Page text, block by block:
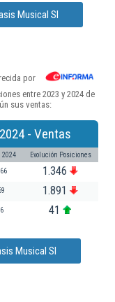
Musical Sl
por
entre 2023 y 2024 de
sus ventas:
- Ventas
2024 Evolución Posiciones
1.346
1.891
41
Musical Sl